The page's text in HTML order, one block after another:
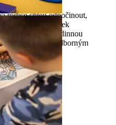
rodiče chtějí odpočinout,
a za příplatek
si dokonalou rodinnou
představ pod odborným